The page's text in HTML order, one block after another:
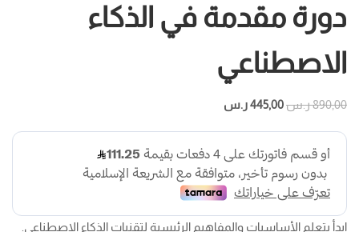
دورة مقدمة في الذكاء
الاصطناعي
890,00ر.س445,00ر.س
ابدأ بتعلم الأساسيات والمفاهيم الرئيسية لتقنيات الذكاء الاصطناعي.